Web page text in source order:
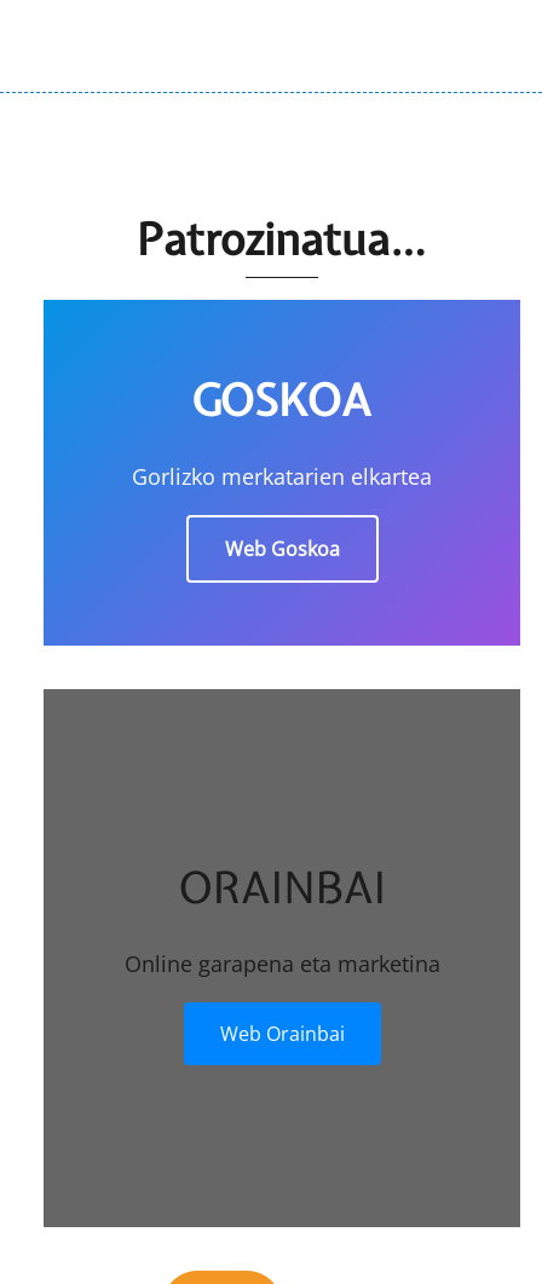
Patrozinatua…
GOSKOA
Gorlizko merkatarien elkartea
Web Goskoa
ORAINBAI
Online garapena eta marketina
Web Orainbai